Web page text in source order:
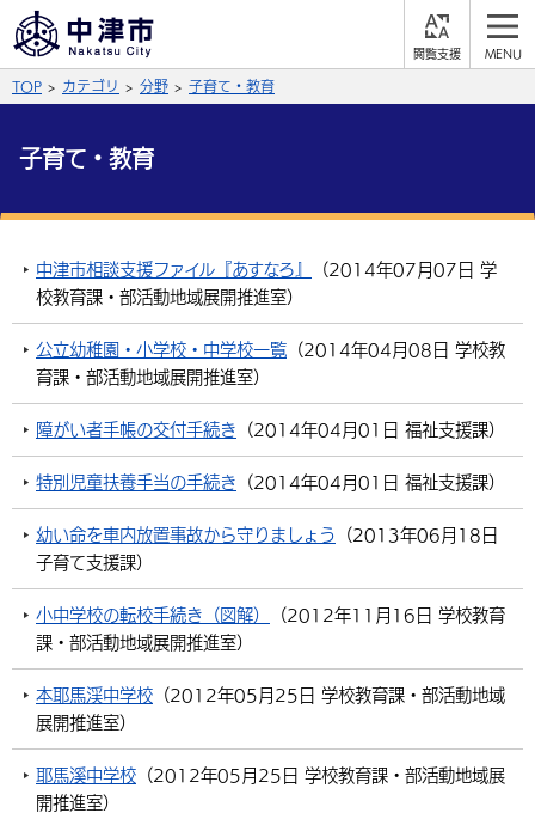
やさしい日本語
ふりがなをつける
よみあげる
黒 青 白
文字の大きさ
言語を選択
英語（English） 中国語（簡体字）
サイト内検索
くらしの情報
福祉・介護 健康・予防
税金 住宅・インフラ
環境・衛生
選挙 外国人の方向け情報
農林水産業 税金
都市整備
手当・助成
相談・支援・情報 計画・施策
観光なび
遊ぶ・体験する グルメ・食べる
買う・おみやげ 四季のイベント・祭り
移住・定住
市政情報
中津市について 市役所の紹介
地方創生・地域活性化 広報・広聴
行政・計画
TOP カテゴリ 分野 子育て・教育
子育て・教育
中津市相談支援ファイル『あすなろ』 （2014年07月07日 学
校教育課・部活動地域展開推進室）
公立幼稚園・小学校・中学校一覧 （2014年04月08日 学校教
育課・部活動地域展開推進室）
障がい者手帳の交付手続き （2014年04月01日 福祉支援課）
特別児童扶養手当の手続き （2014年04月01日 福祉支援課）
幼い命を車内放置事故から守りましょう （2013年06月18日
子育て支援課）
小中学校の転校手続き（図解） （2012年11月16日 学校教育
課・部活動地域展開推進室）
本耶馬渓中学校 （2012年05月25日 学校教育課・部活動地域
展開推進室）
耶馬溪中学校 （2012年05月25日 学校教育課・部活動地域展
開推進室）